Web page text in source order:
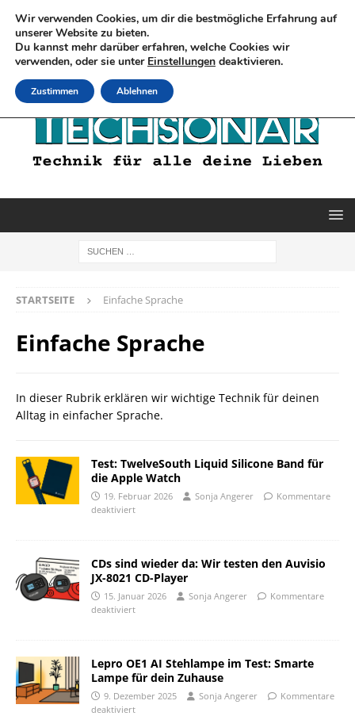
STARTSEITE Einfache Sprache
Einfache Sprache
In dieser Rubrik erklären wir wichtige Technik für deinen
Alltag in einfacher Sprache.
Test: TwelveSouth Liquid Silicone Band für
die Apple Watch
19. Februar 2026 Sonja Angerer
Kommentare
deaktiviert
CDs sind wieder da: Wir testen den Auvisio
JX-8021 CD-Player
15. Januar 2026 Sonja Angerer
Kommentare
deaktiviert
Lepro OE1 AI Stehlampe im Test: Smarte
Lampe für dein Zuhause
9. Dezember 2025 Sonja Angerer
Kommentare
deaktiviert
Wir verwenden Cookies, um dir die bestmögliche Erfahrung auf
unserer Website zu bieten.
Du kannst mehr darüber erfahren, welche Cookies wir
verwenden, oder sie unter Einstellungen deaktivieren.
Zustimmen Ablehnen